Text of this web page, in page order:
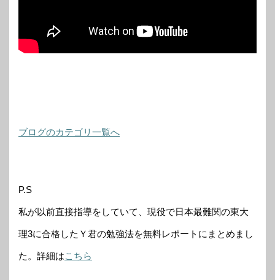
ブログのカテゴリ一覧へ
P.S
私が以前直接指導をしていて、現役で日本最難関の東大
理3に合格したＹ君の勉強法を無料レポートにまとめまし
た。詳細はこちら